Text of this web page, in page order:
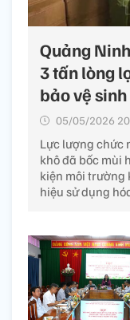
Quảng
3 tấn lòng
bảo vệ
05/05/2026
Lực lượng chức
khô đã bốc mùi
kiện môi trường
hiệu sử dụng